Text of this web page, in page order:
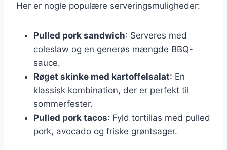
Her er nogle populære serveringsmuligheder:
Pulled pork sandwich: Serveres med
coleslaw og en generøs mængde BBQ-
sauce.
Røget skinke med kartoffelsalat: En
klassisk kombination, der er perfekt til
sommerfester.
Pulled pork tacos: Fyld tortillas med pulled
pork, avocado og friske grøntsager.